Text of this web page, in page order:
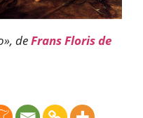
deFrans Floris de